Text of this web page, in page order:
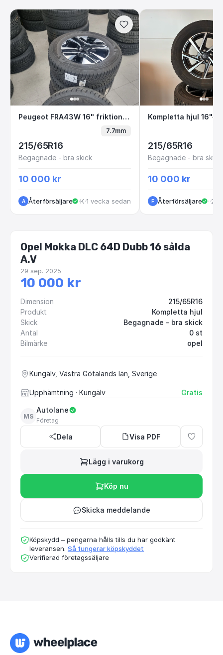
Peugeot FRA43W 16" friktion A1-7
Peugeot FRA43W 16" friktion A1-7
7.7mm
215/65R16
Begagnade - bra skick
10 000 kr
A Återförsäljare · Kungälv
·1 vecka sedan
Kompletta hjul
215/65R16
Begagnade - bra skick
10 000 kr
F Återförsäljare ··2
Opel Mokka DLC 64D Dubb 16 sålda
A.V
29 sep. 2025
10 000 kr
Dimension
215/65R16
Produkt
Kompletta hjul
Skick
Begagnade - bra skick
Antal
0 st
Bilmärke
opel
Kungälv, Västra Götalands län, Sverige
Upphämtning · Kungälv Gratis
MS
Autolane
Företag
Dela Visa PDF
Lägg i varukorg
Köp nu
Skicka meddelande
Köpskydd – pengarna hålls tills du har godkänt
leveransen. Så fungerar köpskyddet
Verifierad företagssäljare